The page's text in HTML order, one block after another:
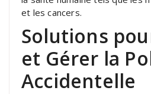
et les cancers.
Solutions
et Gérer la
Accidentelle